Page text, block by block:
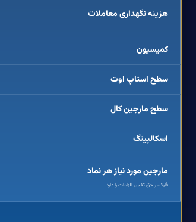
هزینه نگهداری معاملات
کمیسیون
سطح استاپ اوت
سطح مارجین کال
اسکالپینگ
مارجین مورد نیاز هر نماد
فارکسر حق تغییر الزامات را دارد.